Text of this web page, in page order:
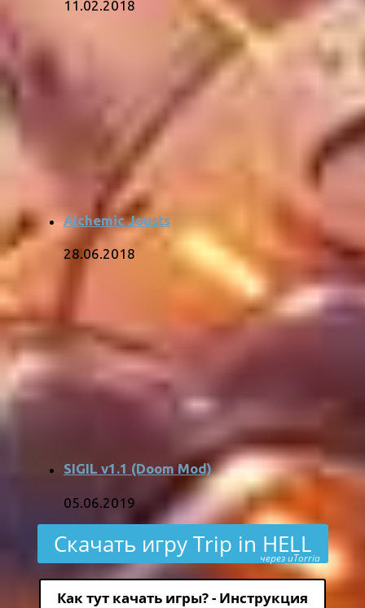
11.02.2018
Alchemic Jousts
28.06.2018
SIGIL v1.1 (Doom Mod)
05.06.2019
Скачать игру Trip in HELL
через uTorria
Как тут качать игры? - Инструкция